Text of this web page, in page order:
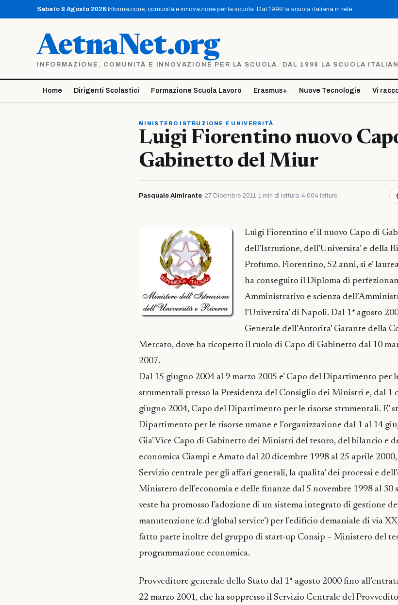
contenuto
Sabato 8 Agosto 2026 Informazione, comunità e innovazione per la scuola. Dal 1998 la scuola italiana in rete.
AetnaNet.org
INFORMAZIONE, COMUNITÀ E INNOVAZIONE PER LA SCUOLA. DAL 1998 LA SCUOLA
Home Dirigenti Scolastici Formazione Scuola Lavoro Erasmus+ Nuove Tecnologie Vi
MINISTERO ISTRUZIONE E UNIVERSITÀ
Luigi Fiorentino nuovo
Gabinetto del Miur
Pasquale Almirante· 27 Dicembre 2011·1 min di lettura· 4.004 letture
Luigi Fiorentino e’ il nuovo Capo di
dell’Istruzione, dell’Universita’ e della
Profumo. Fiorentino, 52 anni, si e’
ha conseguito il Diploma di
Amministrativo e scienza
l’Universita’ di Napoli. Dal 1* agosto
Generale dell’Autorita’ Garante della
Mercato, dove ha ricoperto il ruolo di Capo di Gabinetto dal 10
2007.
Dal 15 giugno 2004 al 9 marzo 2005 e’ Capo del Dipartimento per
strumentali presso la Presidenza del Consiglio dei Ministri e, dal 1
giugno 2004, Capo del Dipartimento per le risorse strumentali. E’
Dipartimento per le risorse umane e l’organizzazione dal 1
Gia’ Vice Capo di Gabinetto dei Ministri del tesoro, del bilancio e
economica Ciampi e Amato dal 20 dicembre 1998 al 25 aprile
Servizio centrale per gli affari generali, la qualita’ dei processi e
Ministero dell’economia e delle finanze dal 5 novembre 1998 al 30
veste ha promosso l’adozione di un sistema integrato di gestione
manutenzione (c.d ‘global service’) per l’edificio demaniale di via
fatto parte inoltre del gruppo di start-up Consip – Ministero del
programmazione economica.
Provveditore generale dello Stato dal 1* agosto 2000 fino
22 marzo 2001, che ha soppresso il Servizio Centrale del